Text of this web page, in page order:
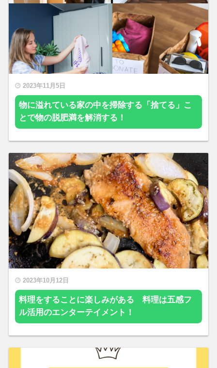
2023年11月5日
物に溢れている家の中を掃除する「捨てる」こ
とで物の脱肥満を解消する！
2023年10月12日
料理をすることに楽しみがある 料理は五感フ
ル活用のエンターテイメント！